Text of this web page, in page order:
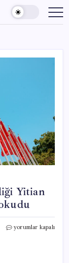
Yitian
Çin,
yorumlar kapalı